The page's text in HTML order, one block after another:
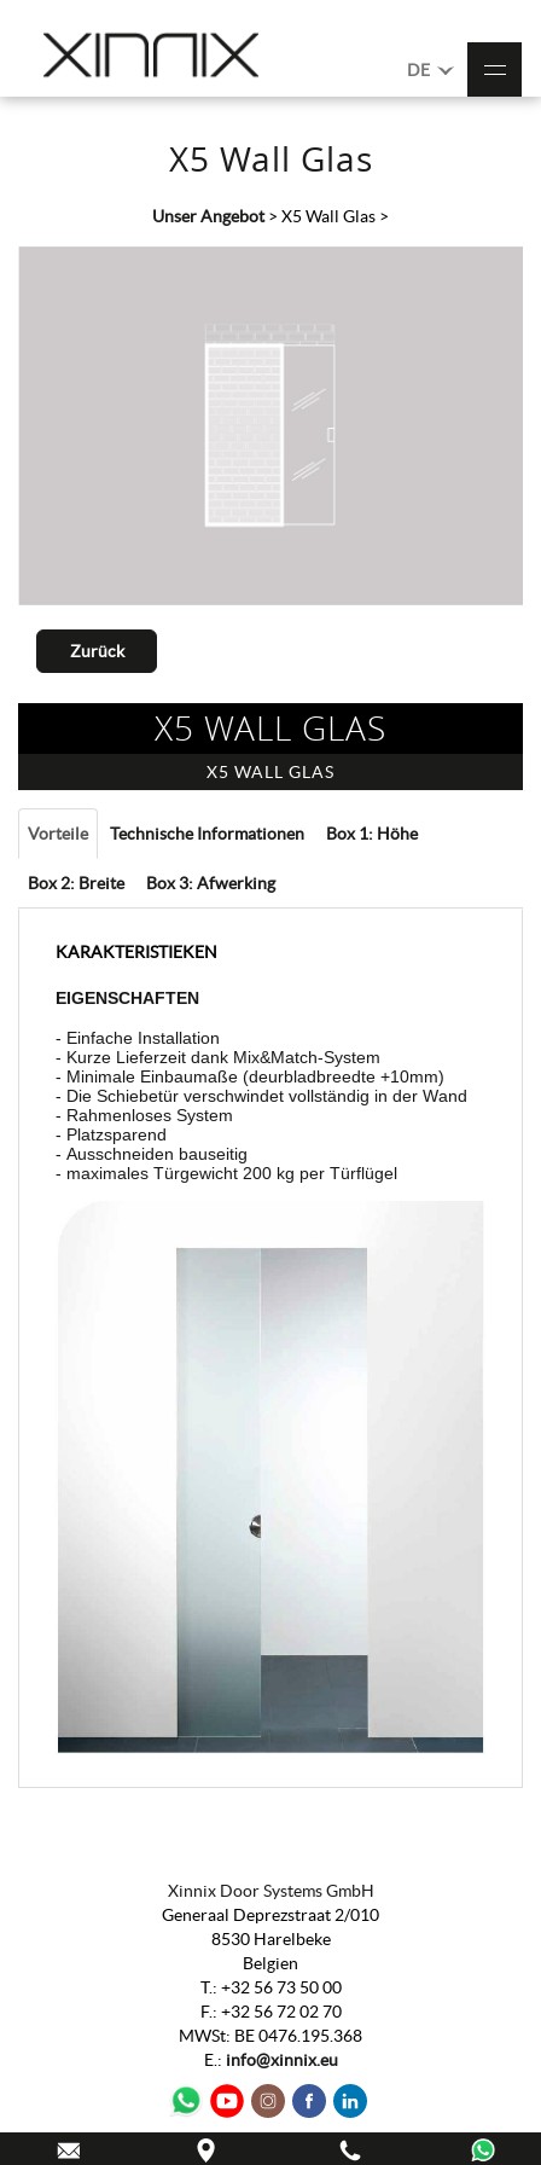
DE
X5 Wall Glas
Unser Angebot> X5 Wall Glas >
Zurück
X5 WALL GLAS
X5 WALL GLAS
Vorteile Technische Informationen Box 1: Höhe
Box 2: Breite Box 3: Afwerking
KARAKTERISTIEKEN
EIGENSCHAFTEN
- Einfache Installation
- Kurze Lieferzeit dank Mix&Match-System
- Minimale Einbaumaße (deurbladbreedte +10mm)
- Die Schiebetür verschwindet vollständig in der Wand
- Rahmenloses System
- Platzsparend
- Ausschneiden bauseitig
- maximales Türgewicht 200 kg per Türflügel
Xinnix Door Systems GmbH
Generaal Deprezstraat 2/010
8530 Harelbeke
Belgien
T.: +32 56 73 50 00
F.: +32 56 72 02 70
MWSt: BE 0476.195.368
E.: info@xinnix.eu
Webdesign by IDcreation Sitemap Cookie Policy-